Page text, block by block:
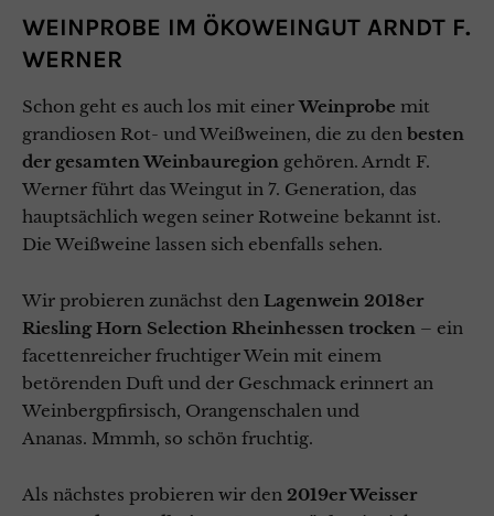
WEINPROBE IM ÖKOWEINGUT ARNDT F.
WERNER
Schon geht es auch los mit einerWeinprobe mit
grandiosen Rot- und Weißweinen, die zu den besten
der gesamten Weinbauregion gehören. Arndt F.
Werner führt das Weingut in 7. Generation, das
hauptsächlich wegen seiner Rotweine bekannt ist.
Die Weißweine lassen sich ebenfalls sehen.
Wir probieren zunächst den Lagenwein 2018er
Riesling Horn Selection Rheinhessen trocken – ein
facettenreicher fruchtiger Wein mit einem
betörenden Duft und der Geschmack erinnert an
Weinbergpfirsisch, Orangenschalen und
Ananas. Mmmh, so schön fruchtig.
Als nächstes probieren wir den 2019er Weisser